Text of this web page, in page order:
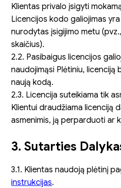
Klientas privalo įsigyti
Licencijos kodo galiojimas
nurodytas įsigijimo metu
skaičius).
2.2. Pasibaigus licencijos
naudojimąsi Plėtiniu,
naują kodą.
2.3. Licencija suteikiama tik
Klientui draudžiama licenciją
asmenimis, ją perparduoti ar
3. Sutarties
3.1. Klientas naudoją plėtinį
instrukcijas.